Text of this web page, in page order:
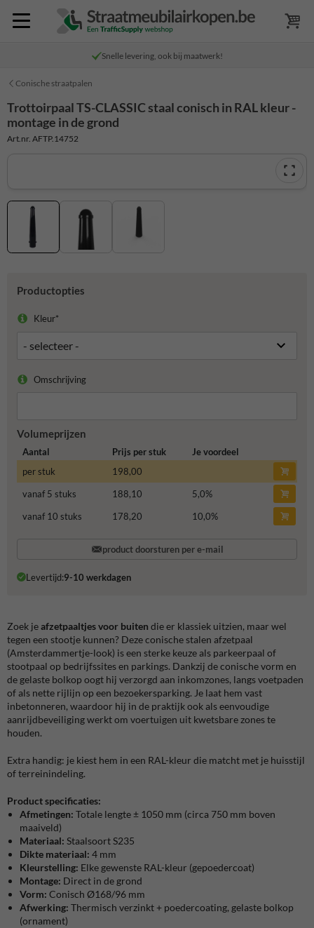
Snelle levering, ook bij maatwerk!
Conische straatpalen
Trottoirpaal TS-CLASSIC staal conisch in RAL kleur -
montage in de grond
Art.nr. AFTP.14752
Productopties
Kleur*
Omschrijving
Volumeprijzen
Aantal Prijs per stuk
Je voordeel
per stuk
198,00
vanaf 5 stuks
188,10 5,0%
vanaf 10 stuks
178,20 10,0%
product doorsturen per e-mail
Levertijd:9-10 werkdagen
Zoek jeafzetpaaltjes voor buiten die er klassiek uitzien, maar wel
tegen een stootje kunnen? Deze conische stalen afzetpaal
(Amsterdammertje-look) is een sterke keuze als parkeerpaal of
stootpaal op bedrijfssites en parkings. Dankzij de conische vorm en
de gelaste bolkop oogt hij verzorgd aan inkomzones, langs voetpaden
of als nette rijlijn op een bezoekersparking. Je laat hem vast
inbetonneren, waardoor hij in de praktijk ook als eenvoudige
aanrijdbeveiliging werkt om voertuigen uit kwetsbare zones te
houden.
Extra handig: je kiest hem in een RAL-kleur die matcht met je huisstijl
of terreinindeling.
Product specificaties:
Afmetingen: Totale lengte ± 1050 mm (circa 750 mm boven
maaiveld)
Materiaal: Staalsoort S235
Dikte materiaal: 4 mm
Kleurstelling: Elke gewenste RAL-kleur (gepoedercoat)
Montage: Direct in de grond
Vorm: Conisch Ø168/96 mm
Afwerking: Thermisch verzinkt + poedercoating, gelaste bolkop
(ornament)